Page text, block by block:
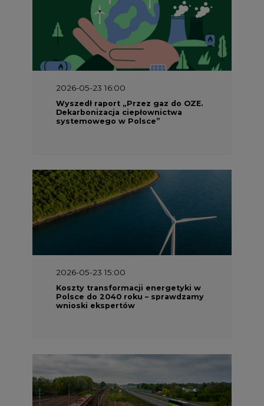
2026-05-23 15:00
Koszty transformacji energetyki w
Polsce do 2040 roku – sprawdzamy
wnioski ekspertów
2026-05-13 13:00
FLIX opublikował raport
zrównoważonego rozwoju 2025